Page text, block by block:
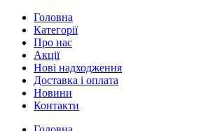
Головна
Категорії
Про нас
Акції
Нові надходження
Доставка і оплата
Новини
Контакти